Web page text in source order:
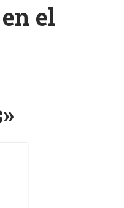
el